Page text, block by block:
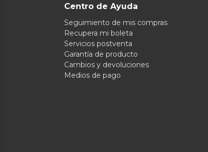
Centro de Ayuda
Seguimiento de mis compras
Recupera mi boleta
Servicios postventa
Garantía de producto
Cambios y devoluciones
Medios de pago